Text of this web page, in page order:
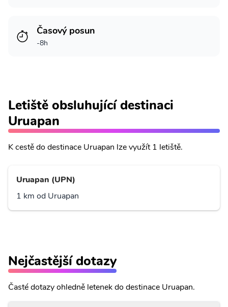
Časový posun
-8h
Letiště obsluhující destinaci
Uruapan
K cestě do destinace Uruapan lze využít 1 letiště.
Uruapan (UPN)
1 km od Uruapan
Nejčastější dotazy
Časté dotazy ohledně letenek do destinace Uruapan.